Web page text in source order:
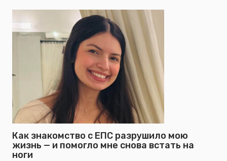
Как знакомство с ЕПС разрушило мою
жизнь — и помогло мне снова встать на
ноги